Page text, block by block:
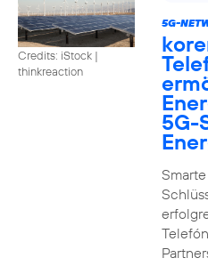
Credits: iStock |
thinkreaction
5G-
5G-